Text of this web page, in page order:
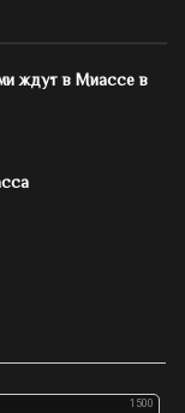
ждут в Миассе в
1500